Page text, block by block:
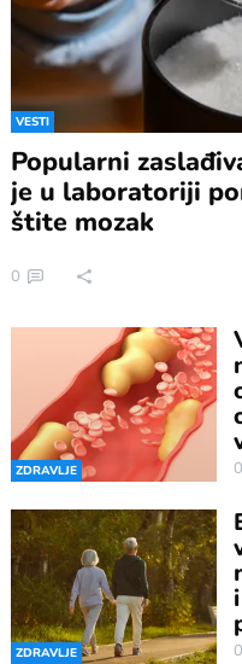
VESTI
Popularni
je u laboratoriji
štite mozak
0
ZDRAVLJE 0
ZDRAVLJE 0